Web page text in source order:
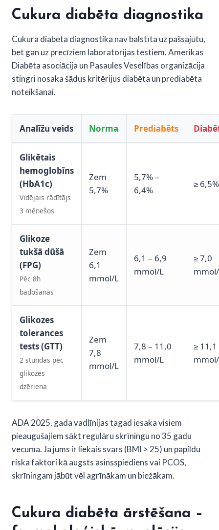
Cukura diabēta diagnostika
Cukura diabēta diagnostika nav balstīta uz pašsajūtu,
bet gan uz precīziem laboratorijas testiem. Amerikas
Diabēta asociācija un Pasaules Veselības organizācija
stingri nosaka šādus kritērijus diabēta un prediabēta
noteikšanai.
Analīžu veids Norma Prediabēts
Glikētais
hemoglobīns
(HbA1c)
Vidējais rādītājs
3 mēnešos
Zem
5,7%
5,7% –
6,4%
≥ 6,5%
Glikoze
tukšā dūšā
(FPG)
Pēc 8h
badošanās
Zem
6,1
mmol/L
6,1 – 6,9
mmol/L
≥ 7,0
Glikozes
tolerances
tests (GTT)
2 stundas pēc
glikozes
dzēriena
Zem
7,8
mmol/L
7,8 – 11,0
mmol/L
≥ 11,1
ADA 2025. gada vadlīnijas tagad iesaka visiem
pieaugušajiem sākt regulāru skrīningu no 35 gadu
vecuma. Ja jums ir liekais svars (BMI > 25) un papildu
riska faktori kā augsts asinsspiediens vai PCOS,
skrīningam jābūt vēl agrīnākam un biežākam.
Cukura diabēta ārstēšana –